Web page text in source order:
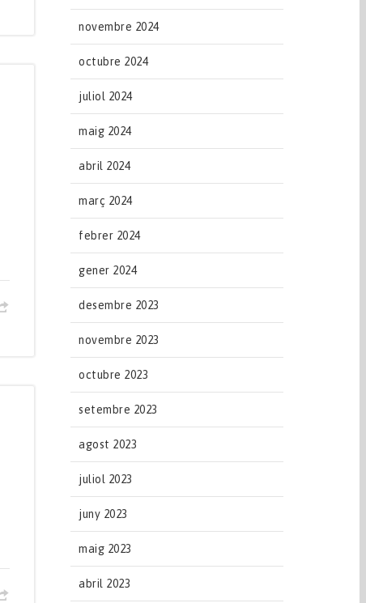
novembre 2024
octubre 2024
juliol 2024
maig 2024
abril 2024
març 2024
febrer 2024
gener 2024
desembre 2023
novembre 2023
octubre 2023
setembre 2023
agost 2023
juliol 2023
juny 2023
maig 2023
abril 2023